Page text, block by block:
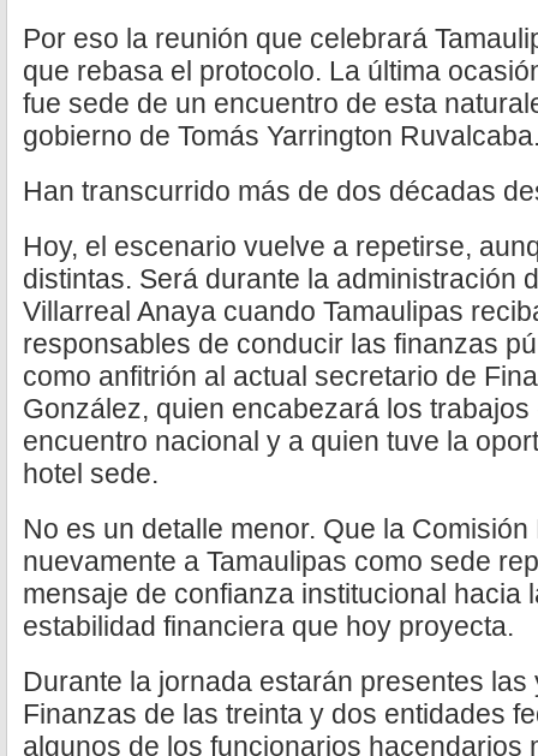
Por eso la reunión que celebrará
que rebasa el protocolo. La última
fue sede de un encuentro de esta
gobierno de Tomás Yarrington
Han transcurrido más de dos décadas
Hoy, el escenario vuelve a repetirse,
distintas. Será durante la administración
Villarreal Anaya cuando Tamaulipas
responsables de conducir las finanzas
como anfitrión al actual secretario de
González, quien encabezará los
encuentro nacional y a quien tuve la
hotel sede.
No es un detalle menor. Que la
nuevamente a Tamaulipas como sede
mensaje de confianza institucional hacia
estabilidad financiera que hoy proyecta.
Durante la jornada estarán presentes
Finanzas de las treinta y dos entidades
algunos de los funcionarios hacendarios